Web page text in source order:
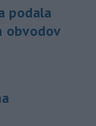
podala
obvodov